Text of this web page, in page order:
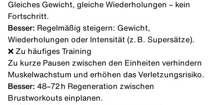
Gleiches Gewicht, gleiche Wiederholungen – kein
Fortschritt.
Besser: Regelmäßig steigern: Gewicht,
Wiederholungen oder Intensität (z. B. Supersätze).
❌ Zu häufiges Training
Zu kurze Pausen zwischen den Einheiten verhindern
Muskelwachstum und erhöhen das Verletzungsrisiko.
Besser: 48–72 h Regeneration zwischen
Brustworkouts einplanen.